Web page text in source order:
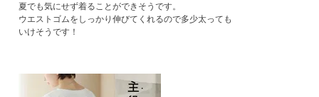
夏でも気にせず着ることができそうです。
ウエストゴムをしっかり伸びてくれるので多少太っても